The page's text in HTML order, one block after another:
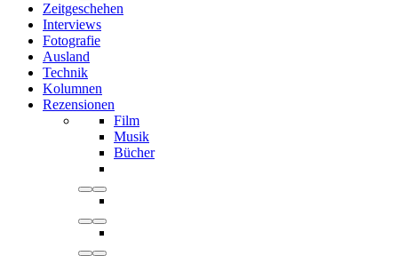
Zeitgeschehen
Interviews
Fotografie
Ausland
Technik
Kolumnen
Rezensionen
Film
Musik
Bücher